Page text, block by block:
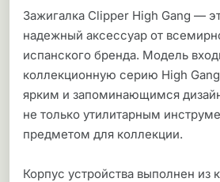
Зажигалка Clipper High Gang —
надежный аксессуар от
испанского бренда. Модель
коллекционную серию High
ярким и запоминающимся
не только утилитарным
предметом для коллекции.
Корпус устройства выполнен из